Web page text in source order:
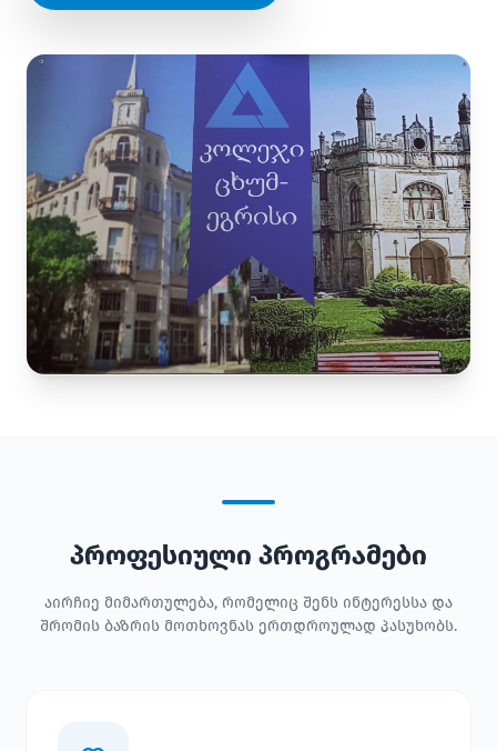
პროფესიული პროგრამები
აირჩიე მიმართულება, რომელიც შენს ინტერესსა და
შრომის ბაზრის მოთხოვნას ერთდროულად პასუხობს.